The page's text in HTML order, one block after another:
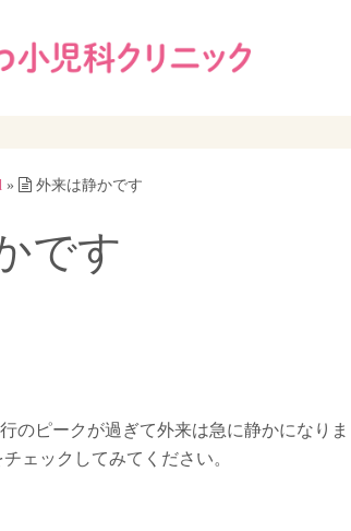
» 外来は静かです
です
のピークが過ぎて外来は急に静かになり
ェックしてみてください。